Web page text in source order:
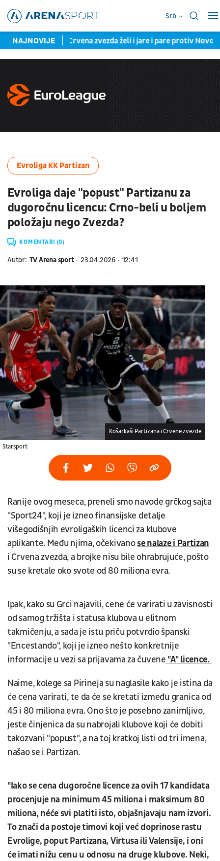
Srb
NAJNOVIJE
Truden Crvena zvezda želi i jare i pare protiv Novog
Evroliga KK Partizan
Evroliga daje "popust" Partizanu za
dugoročnu licencu: Crno-beli u boljem
položaju nego Zvezda?
KOMENTARI (0)
Autor: TV Arena sport 23.04.2026 12:41
Starsport
Košarkaši Partizana i Crvene zvezde
Ranije ovog meseca, preneli smo navode grčkog sajta
"Sport24", koji je izneo finansijske detalje
višegodišnjih evroligaških licenci za klubove
aplikante. Među njima, očekivanose nalaze i Partizan
i Crvena zvezda, a brojke nisu bile ohrabrujuće, pošto
su se kretale oko svote od 80 miliona evra.
Ipak, kako su Grci najavili, cene će varirati u zavisnosti
od samog tržišta i statusa klubova u elitnom
takmičenju, a sada je istu priču potvrdio španski
"Encestando", koji je izneo nešto konkretnije
informacije u vezi sa prijavama za čuvene "A" licence.
Naime, kolege sa Pirineja su naglasile kako je istina da
će cena varirati, te da će se kretati između granica od
45 i 80 miliona evra. Ono što je posebno zanimljivo,
jeste činjenica da su nabrojali klubove koji će dobiti
takozvani "popust", a na toj kratkoj listi od tri imena,
našao se i Partizan.
"Iako se cena dugoročne licence za ovih 17 kandidata
procenjuje na minimum 45 miliona i maksimum 80
miliona, néće svi platiti isto, objašnjavaju nam izvori.
To znači da postoje timovi koji već doprinose rastu
Evrolige, poput Partizana, Virtusa ili Valensije, i oni
će imati nižu cenu u odnosu na druge klubove. Neki,